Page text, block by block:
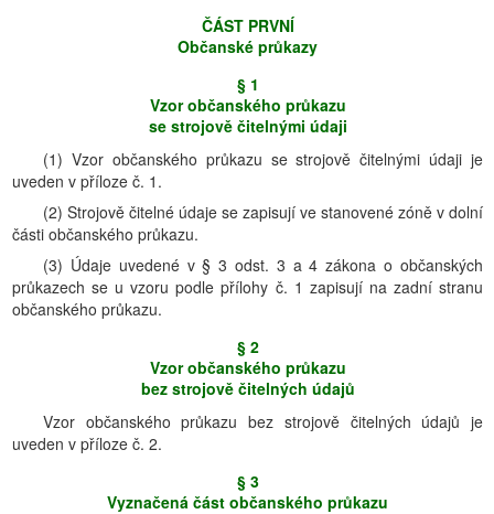
ČÁST PRVNĺ
Občanské průkazy
§ 1
Vzor občanského průkazu
se strojově čitelnými údaji
(1) Vzor občanského průkazu se strojově čitelnými údaji je
uveden v příloze č. 1.
(2) Strojově čitelné údaje se zapisují ve stanovené zóně v dolní
části občanského průkazu.
(3) Údaje uvedené v § 3 odst. 3 a 4 zákona o občanských
průkazech se u vzoru podle přílohy č. 1 zapisují na zadní stranu
občanského průkazu.
§ 2
Vzor občanského průkazu
bez strojově čitelných údajů
Vzor občanského průkazu bez strojově čitelných údajů je
uveden v příloze č. 2.
§ 3
Vyznačená část občanského průkazu